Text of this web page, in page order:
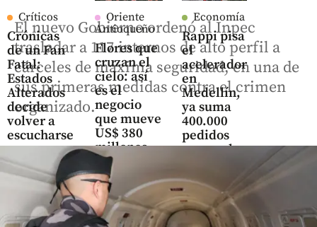
Críticos
Crónicas
de un Fan
Fatal:
Estados
Alterados
decide
volver a
escucharse
share
Oriente
Antioqueño
Flores que
cruzan el
cielo: así
es el
negocio
que mueve
US$ 380
millones
en el
Oriente
antioqueño
share
Economía
Rappi pisa
el
acelerador
en
Medellín,
ya suma
400.000
pedidos
semanales
negocios
share
El nuevo Gobierno ordenó al Inpec
trasladar a 117 internos de alto perfil a
cárceles de máxima seguridad, en una de
sus primeras medidas contra el crimen
organizado.